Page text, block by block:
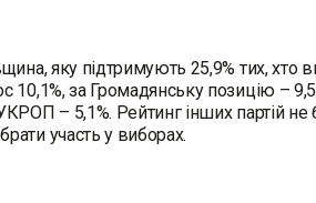
яку підтримують 25,9% тих, хто
10,1%, за Громадянську позицію –
– 5,1%. Рейтинг інших партій
участь у виборах.